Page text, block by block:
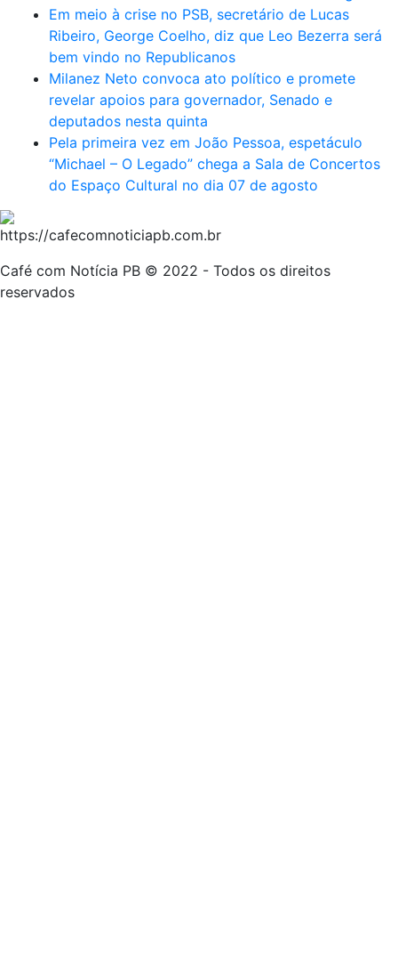
Em meio à crise no PSB, secretário de Lucas
Ribeiro, George Coelho, diz que Leo Bezerra será
bem vindo no Republicanos
Milanez Neto convoca ato político e promete
revelar apoios para governador, Senado e
deputados nesta quinta
Pela primeira vez em João Pessoa, espetáculo
“Michael – O Legado” chega a Sala de Concertos
do Espaço Cultural no dia 07 de agosto
Café com Notícia PB © 2022 - Todos os direitos
reservados